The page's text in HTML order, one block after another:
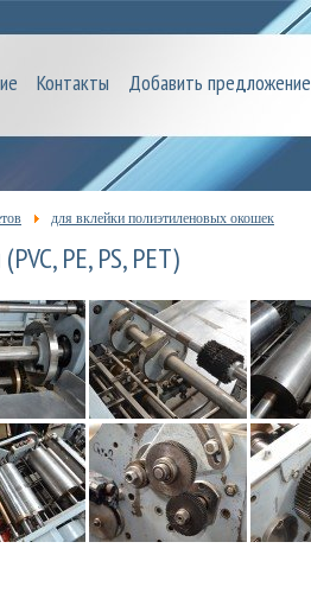
Контакты Добавить предложение
для вклейки полиэтиленовых окошек
PE, PS, PET)